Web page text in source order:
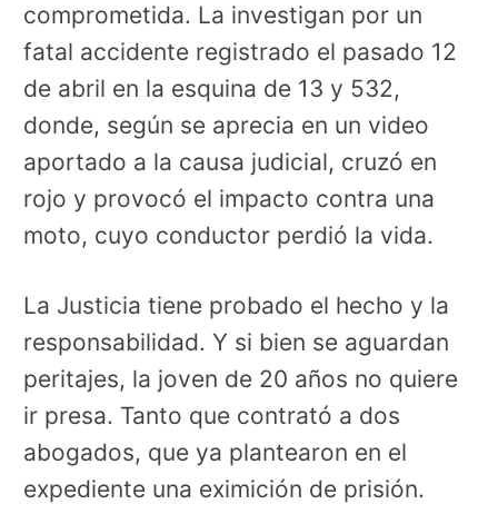
comprometida. La investigan por un
fatal accidente registrado el pasado 12
de abril en la esquina de 13 y 532,
donde, según se aprecia en un video
aportado a la causa judicial, cruzó en
rojo y provocó el impacto contra una
moto, cuyo conductor perdió la vida.
La Justicia tiene probado el hecho y la
responsabilidad. Y si bien se aguardan
peritajes, la joven de 20 años no quiere
ir presa. Tanto que contrató a dos
abogados, que ya plantearon en el
expediente una eximición de prisión.